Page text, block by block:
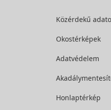
Közérdekű
Okostérképek
Adatvédelem
Honlaptérkép